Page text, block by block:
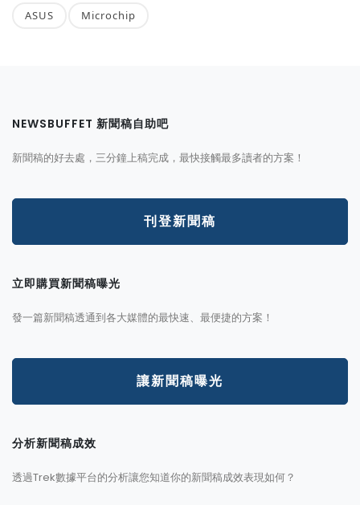
ASUS Microchip
NEWSBUFFET 新聞稿自助吧
新聞稿的好去處，三分鐘上稿完成，最快接觸最多讀者的方案！
刊登新聞稿
立即購買新聞稿曝光
發一篇新聞稿透通到各大媒體的最快速、最便捷的方案！
讓新聞稿曝光
分析新聞稿成效
透過Trek數據平台的分析讓您知道你的新聞稿成效表現如何？